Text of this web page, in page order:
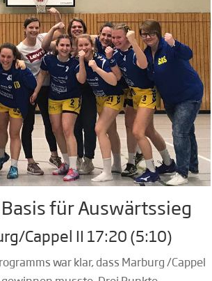
für Auswärtssieg
Cappel II 17:20 (5:10)
war klar, dass Marburg /Cappel